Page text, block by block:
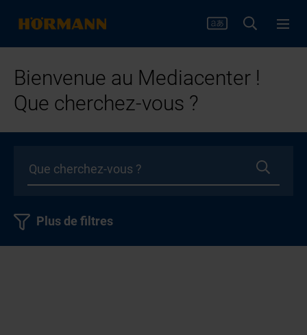
Bienvenue au Mediacenter !
Que cherchez-vous ?
Plus de filtres